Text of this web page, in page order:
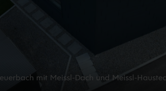
mit Meissl-Dach und Meissl-